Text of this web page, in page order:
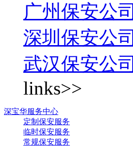
广州保安公司
深圳保安公司
武汉保安公司
links>>
深宝华服务中心
定制保安服务
临时保安服务
常规保安服务